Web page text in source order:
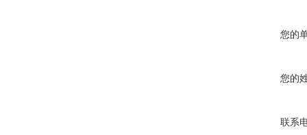
您的
您的
联系